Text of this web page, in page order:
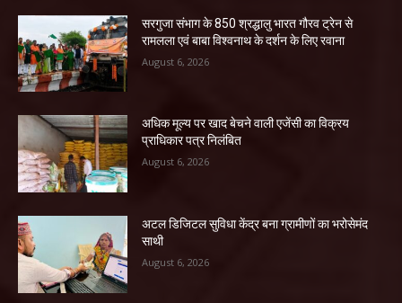
सरगुजा संभाग के 850 श्रद्धालु भारत गौरव ट्रेन से
रामलला एवं बाबा विश्वनाथ के दर्शन के लिए रवाना
August 6, 2026
अधिक मूल्य पर खाद बेचने वाली एजेंसी का विक्रय
प्राधिकार पत्र निलंबित
August 6, 2026
अटल डिजिटल सुविधा केंद्र बना ग्रामीणों का भरोसेमंद
साथी
August 6, 2026